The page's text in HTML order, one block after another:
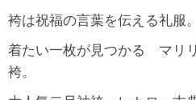
袴は祝福の言葉を伝える礼服。
着たい一枚が見つかる マリ
袴。